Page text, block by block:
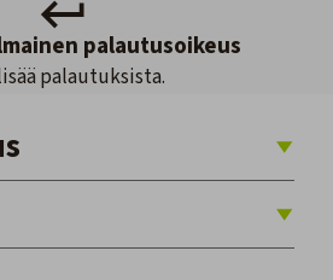
palautusoikeus
palautuksista.